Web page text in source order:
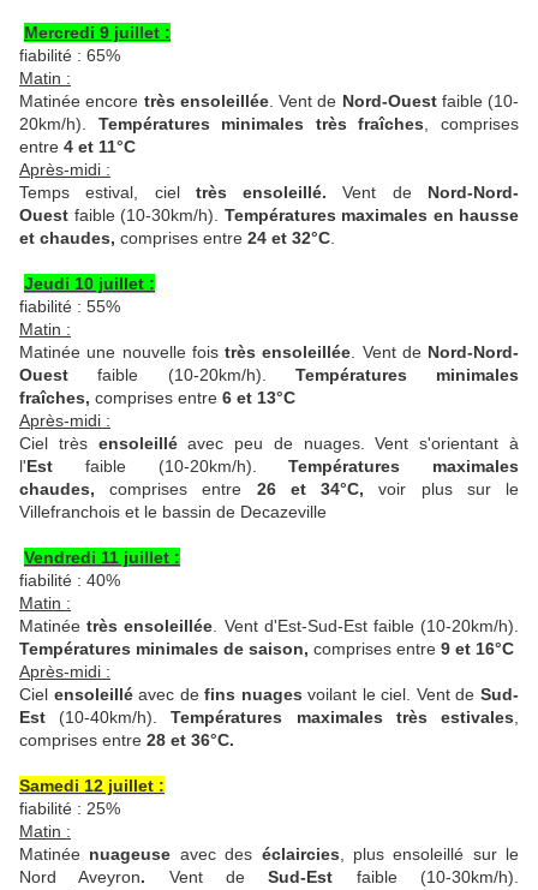
Mercredi 9 juillet :
fiabilité : 65%
Matin :
Matinée encore très ensoleillée. Vent de Nord-Ouestfaible (10-
20km/h).
Températures minimales très fraîches , comprises
entre 4 et 11°C
Après-midi :
Temps estival, cieltrès ensoleillé.Vent de Nord-Nord-
Ouest faible (10-30km/h).
Températures maximales en hausse
et chaudes, comprises entre 24 et 32°C
Jeudi 10 juillet :
fiabilité : 55%
Matin :
Matinée une nouvelle fois très ensoleillée . Vent de Nord-Nord-
Ouest faible (10-20km/h).
Températures minimales
fraîches, comprises entre 6 et 13°C
Après-midi :
Ciel très ensoleilléavec peu de nuages. Vent s'orientant à
l'Est faible (10-20km/h).Températures maximales
chaudes,comprises entre 26 et 34°C,voir plus sur le
Villefranchois et le bassin de Decazeville
Vendredi 11 juillet :
fiabilité : 40%
Matin :
Matinéetrès ensoleillée . Vent d'Est-Sud-Est faible (10-20km/h).
Températures minimales de saison, comprises entre 9 et 16°C
Après-midi :
Ciel ensoleilléavec defins nuages voilant le ciel. Vent deSud-
Est (10-40km/h). Températures maximales très estivales
comprises entre 28 et 36°C.
Samedi 12 juillet :
fiabilité : 25%
Matin :
Matinée nuageuse avec des éclaircies , plus ensoleillé sur le
Nord Aveyron. Vent de Sud-Est faible (10-30km/h).